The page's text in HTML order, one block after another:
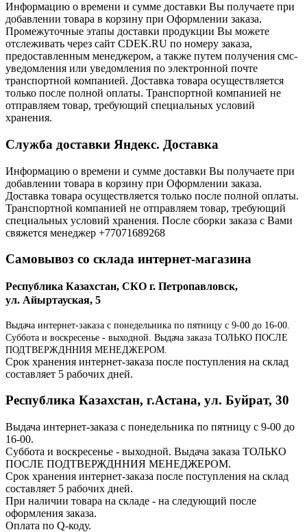
Информацию о времени и сумме доставки Вы получаете при
добавлении товара в корзину при Оформлении заказа.
Промежуточные этапы доставки продукции Вы можете
отслеживать через сайт CDEK.RU по номеру заказа,
предоставленным менеджером, а также путем получения смс-
уведомления или уведомления по электронной почте
транспортной компанией. Доставка товара осуществляется
только после полной оплаты. Транспортной компанией не
отправляем товар, требующий специальных условий
хранения.
Служба доставки Яндекс. Доставка
Информацию о времени и сумме доставки Вы получаете при
добавлении товара в корзину при Оформлении заказа.
Доставка товара осуществляется только после полной оплаты.
Транспортной компанией не отправляем товар, требующий
специальных условий хранения. После сборки заказа с Вами
свяжется менеджер +77071689268
Самовывоз со склада интернет-магазина
Республика Казахстан, СКО г. Петропавловск,
ул. Айыртауская, 5
Выдача интернет-заказа с понедельника по пятницу с 9-00 до 16-00.
Суббота и воскресенье - выходной. Выдача заказа ТОЛЬКО ПОСЛЕ
ПОДТВЕРЖДННИЯ МЕНЕДЖЕРОМ.
Срок хранения интернет-заказа после поступления на склад
составляет 5 рабочих дней.
Республика Казахстан, г.Астана, ул. Буйрат, 30
Выдача интернет-заказа с понедельника по пятницу с 9-00 до
16-00.
Суббота и воскресенье - выходной. Выдача заказа ТОЛЬКО
ПОСЛЕ ПОДТВЕРЖДННИЯ МЕНЕДЖЕРОМ.
Срок хранения интернет-заказа после поступления на склад
составляет 5 рабочих дней.
При наличии товара на складе - на следующий после
оформления заказа.
Оплата по Q-коду.